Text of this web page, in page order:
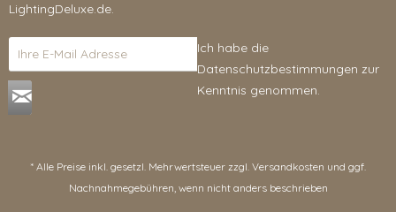
LightingDeluxe.de.
Ich habe die
Datenschutzbestimmungen zur
Kenntnis genommen.
* Alle Preise inkl. gesetzl. Mehrwertsteuer zzgl. Versandkosten und ggf.
Nachnahmegebühren, wenn nicht anders beschrieben